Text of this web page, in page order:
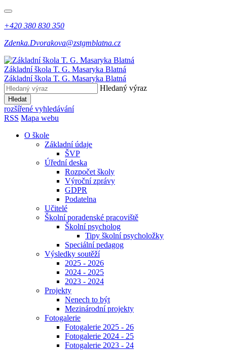
+420 380 830 350
Zdenka.Dvorakova@zstgmblatna.cz
Základní škola T. G. Masaryka Blatná
Základní škola T. G. Masaryka Blatná
Hledaný výraz
Hledat
rozšířené vyhledávání
RSS Mapa webu
O škole
Základní údaje
ŠVP
Úřední deska
Rozpočet školy
Výroční zprávy
GDPR
Podatelna
Učitelé
Školní poradenské pracoviště
Školní psycholog
Tipy školní psycholožky
Speciální pedagog
Výsledky soutěží
2025 - 2026
2024 - 2025
2023 - 2024
Projekty
Nenech to být
Mezinárodní projekty
Fotogalerie
Fotogalerie 2025 - 26
Fotogalerie 2024 - 25
Fotogalerie 2023 - 24